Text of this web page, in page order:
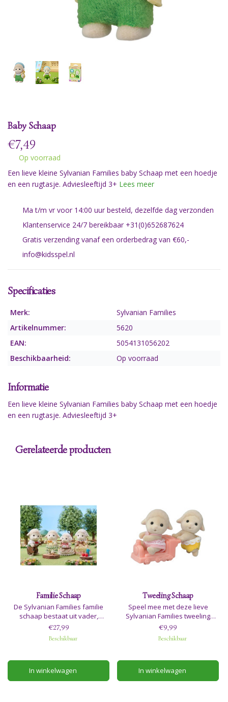
Baby Schaap
€7,49
Op voorraad
Een lieve kleine Sylvanian Families baby Schaap met een hoedje
en een rugtasje. Adviesleeftijd 3+ Lees meer
Ma t/m vr voor 14:00 uur besteld, dezelfde dag verzonden
Klantenservice 24/7 bereikbaar +31(0)652687624
Gratis verzending vanaf een orderbedrag van €60,-
info@kidsspel.nl
Specificaties
Merk:
Sylvanian Families
Artikelnummer:
5620
EAN:
5054131056202
Beschikbaarheid:
Op voorraad
Informatie
Een lieve kleine Sylvanian Families baby Schaap met een hoedje
en een rugtasje. Adviesleeftijd 3+
Gerelateerde producten
Familie Schaap
De Sylvanian Families familie
schaap bestaat uit vader,
moeder, broer en zus schaap.
Adviesleeftijd 3+
€27,99
Beschikbaar
In winkelwagen
Tweeling Schaap
Speel mee met deze lieve
Sylvanian Families tweeling
Schaap. Adviesleeftijd 3+
€9,99
Beschikbaar
In winkelwagen